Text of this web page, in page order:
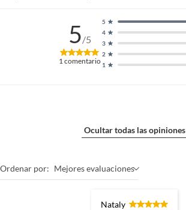
5/5
1comentario 1
2
3
4
5
Ocultar todas las opiniones
Ordenar por: Mejores evaluaciones
Nataly